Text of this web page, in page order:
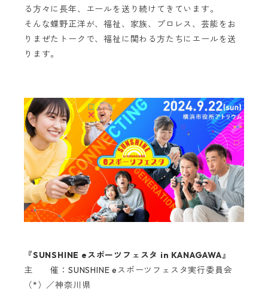
る方々に長年、エールを送り続けてきています。
そんな蝶野正洋が、福祉、家族、プロレス、芸能をお
りまぜたトークで、福祉に関わる方たちにエールを送
ります。
『SUNSHINE eスポーツフェスタ in KANAGAWA』
主 催：SUNSHINE eスポーツフェスタ実行委員会
（*）／神奈川県